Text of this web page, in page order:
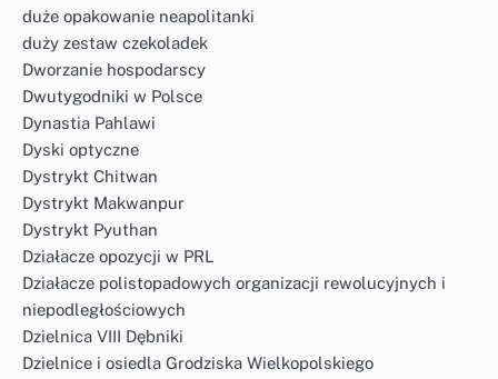
duże opakowanie neapolitanki
duży zestaw czekoladek
Dworzanie hospodarscy
Dwutygodniki w Polsce
Dynastia Pahlawi
Dyski optyczne
Dystrykt Chitwan
Dystrykt Makwanpur
Dystrykt Pyuthan
Działacze opozycji w PRL
Działacze polistopadowych organizacji rewolucyjnych i
niepodległościowych
Dzielnica VIII Dębniki
Dzielnice i osiedla Grodziska Wielkopolskiego